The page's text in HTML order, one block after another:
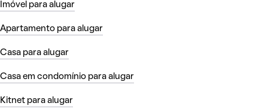
Imóvel para alugar
Apartamento para alugar
Casa para alugar
Casa em condomínio para alugar
Kitnet para alugar